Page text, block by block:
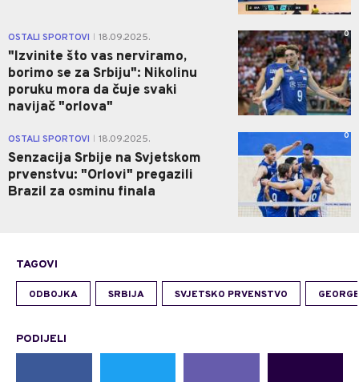
OSTALI SPORTOVI 18.09.2025.
"Izvinite što vas nerviramo,
borimo se za Srbiju": Nikolinu
poruku mora da čuje svaki
navijač "orlova"
0
OSTALI SPORTOVI 18.09.2025.
Senzacija Srbije na Svjetskom
prvenstvu: "Orlovi" pregazili
Brazil za osminu finala
0
TAGOVI
ODBOJKA SRBIJA SVJETSKO PRVENSTVO
PODIJELI